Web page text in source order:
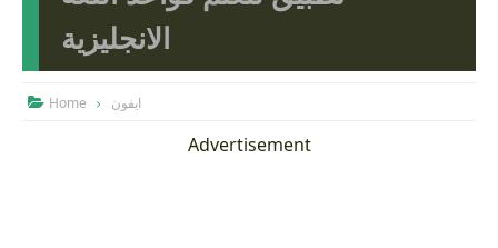
الانجليزية
 Home ايفون
Advertisement